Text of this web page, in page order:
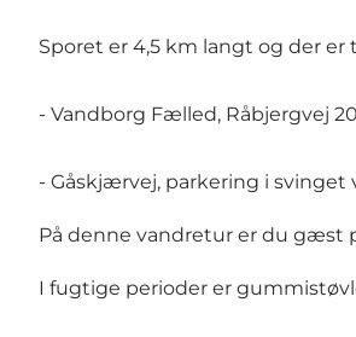
Sporet er 4,5 km langt og der
- Vandborg Fælled, Råbjergvej
- Gåskjærvej, parkering i
På denne vandretur er du gæst
I fugtige perioder er